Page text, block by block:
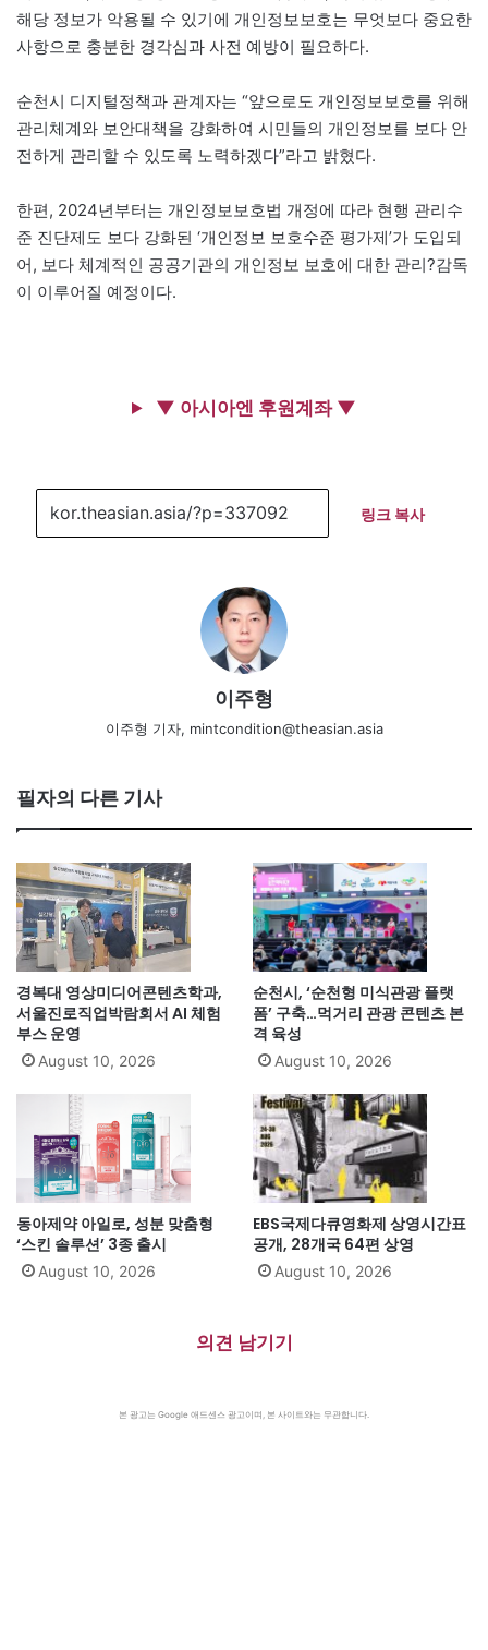
해당 정보가 악용될 수 있기에 개인정보보호는 무엇보다 중요한
사항으로 충분한 경각심과 사전 예방이 필요하다.
순천시 디지털정책과 관계자는 “앞으로도 개인정보보호를 위해
관리체계와 보안대책을 강화하여 시민들의 개인정보를 보다 안
전하게 관리할 수 있도록 노력하겠다”라고 밝혔다.
한편, 2024년부터는 개인정보보호법 개정에 따라 현행 관리수
준 진단제도 보다 강화된 ‘개인정보 보호수준 평가제’가 도입되
어, 보다 체계적인 공공기관의 개인정보 보호에 대한 관리?감독
이 이루어질 예정이다.
▼ 아시아엔 후원계좌 ▼
링크 복사
이주형
이주형 기자, mintcondition@theasian.asia
필자의 다른 기사
경복대 영상미디어콘텐츠학과,
서울진로직업박람회서 AI 체험
부스 운영
August 10, 2026
순천시, ‘순천형 미식관광 플랫
폼’ 구축…먹거리 관광 콘텐츠 본
격 육성
August 10, 2026
동아제약 아일로, 성분 맞춤형
‘스킨 솔루션’ 3종 출시
August 10, 2026
EBS국제다큐영화제 상영시간표
공개, 28개국 64편 상영
August 10, 2026
의견 남기기
본 광고는 Google 애드센스 광고이며, 본 사이트와는 무관합니다.